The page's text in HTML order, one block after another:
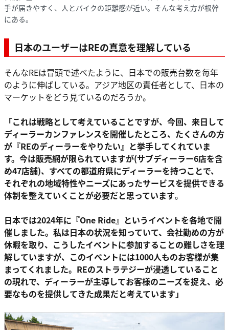
手が届きやすく、人とバイクの距離感が近い。そんな考え方が根幹
にある。
日本のユーザーはREの真意を理解している
そんなREは冒頭で述べたように、日本での販売台数を毎年
のように伸ばしている。アジア地区の責任者として、日本の
マーケットをどう見ているのだろうか。
「これは戦略として考えていることですが、今回、来日して
ディーラーカンファレンスを開催したところ、たくさんの方
が 『REのディーラーをやりたい』と挙手してくれていま
す。今は販売網が限られていますが(サブディーラー6店を含
め47店舗)、すべての都道府県にディーラーを持つことで、
それぞれの地域特性やニーズにあったサービスを提供できる
体制を整えていくことが必要だと思っています。
日本では2024年に『One Ride』 というイベントを各地で開
催しました。私は日本の状況を知っていて、会社勤めの方が
休暇を取り、こうしたイベントに参加することの難しさを理
解していますが、このイベントには1000人ものお客様が集
まってくれました。REのストラテジーが浸透していること
の現れで、ディーラーが主導してお客様のニーズを捉え、必
要なものを提供してきた成果だと考えています」